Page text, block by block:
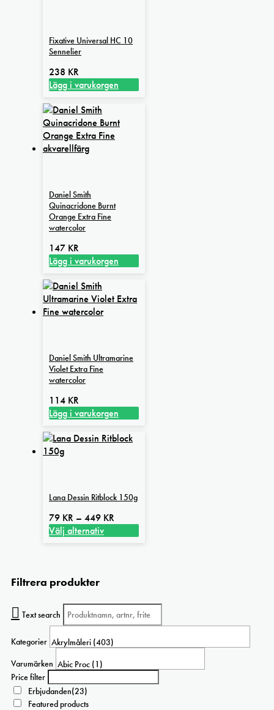
Fixative Universal HC 10
Sennelier
238 KR
Lägg i varukorgen
Daniel Smith
Quinacridone Burnt
Orange Extra Fine
watercolor
147 KR
Lägg i varukorgen
Daniel Smith Ultramarine
Violet Extra Fine
watercolor
114 KR
Lägg i varukorgen
Lana Dessin Ritblock 150g
79 KR – 449 KR
Välj alternativ
har
varianter.
De
alternativen
kan
väljas
på
produktsidan
Filtrera produkter
Text search
Kategorier
Varumärken
Price filter
Erbjudanden(23)
Featured products